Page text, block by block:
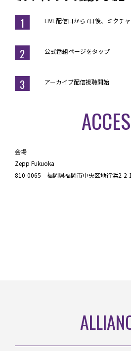
1 LIVE配信日から7日後、ミクチ
2 公式番組ページをタップ
3 アーカイブ配信視聴開始
会場
Zepp Fukuoka
810-0065 福岡県福岡市中央区地行浜2-2-